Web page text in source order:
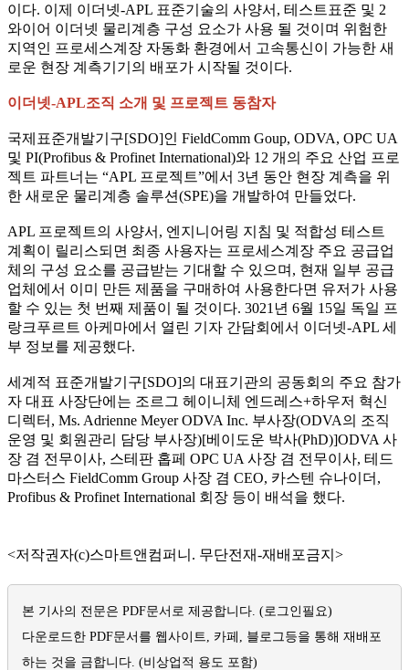
이다. 이제 이더넷-APL 표준기술의 사양서, 테스트표준 및 2
와이어 이더넷 물리계층 구성 요소가 사용 될 것이며 위험한
지역인 프로세스계장 자동화 환경에서 고속통신이 가능한 새
로운 현장 계측기기의 배포가 시작될 것이다.
이더넷-APL조직 소개 및 프로젝트 동참자
국제표준개발기구[SDO]인 FieldComm Goup, ODVA, OPC UA
및 PI(Profibus & Profinet International)와 12 개의 주요 산업 프로
젝트 파트너는 “APL 프로젝트”에서 3년 동안 현장 계측을 위
한 새로운 물리계층 솔루션(SPE)을 개발하여 만들었다.
APL 프로젝트의 사양서, 엔지니어링 지침 및 적합성 테스트
계획이 릴리스되면 최종 사용자는 프로세스계장 주요 공급업
체의 구성 요소를 공급받는 기대할 수 있으며, 현재 일부 공급
업체에서 이미 만든 제품을 구매하여 사용한다면 유저가 사용
할 수 있는 첫 번째 제품이 될 것이다. 3021년 6월 15일 독일 프
랑크푸르트 아케마에서 열린 기자 간담회에서 이더넷-APL 세
부 정보를 제공했다.
세계적 표준개발기구[SDO]의 대표기관의 공동회의 주요 참가
자 대표 사장단에는 조르그 헤이니체 엔드레스+하우저 혁신
디렉터, Ms. Adrienne Meyer ODVA Inc. 부사장(ODVA의 조직
운영 및 회원관리 담당 부사장)[베이도운 박사(PhD)]ODVA 사
장 겸 전무이사, 스테판 홉페 OPC UA 사장 겸 전무이사, 테드
마스터스 FieldComm Group 사장 겸 CEO, 카스텐 슈나이더,
Profibus & Profinet International 회장 등이 배석을 했다.
<저작권자(c)스마트앤컴퍼니. 무단전재-재배포금지>
본 기사의 전문은 PDF문서로 제공합니다. (로그인필요)
다운로드한 PDF문서를 웹사이트, 카페, 블로그등을 통해 재배포
하는 것을 금합니다. (비상업적 용도 포함)